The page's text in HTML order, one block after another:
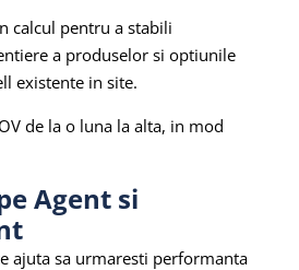
calcul pentru a stabili
a produselor si optiunile
existente in site.
de la o luna la alta, in mod
Agent si
ajuta sa urmaresti performanta